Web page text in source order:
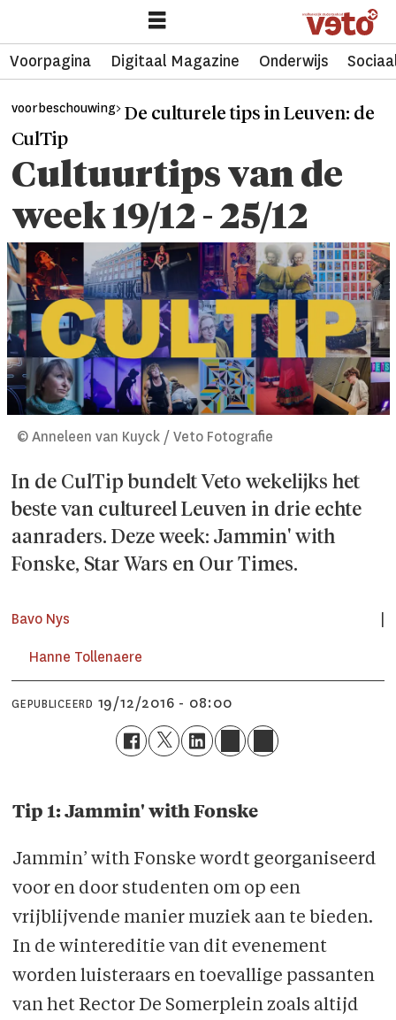
Voorpagina Digitaal Magazine Onderwijs
voorbeschouwing> De culturele tips in Leuven: de
CulTip
Cultuurtips van de
week 19/12 - 25/12
© Anneleen van Kuyck / Veto Fotografie
In de CulTip bundelt Veto wekelijks het
beste van cultureel Leuven in drie echte
aanraders. Deze week: Jammin' with
Fonske, Star Wars en Our Times.
Bavo Nys
Hanne Tollenaere
GEPUBLICEERD 19/12/2016 - 08:00
Tip 1: Jammin' with Fonske
Jammin’ with Fonske wordt georganiseerd
voor en door studenten om op een
vrijblijvende manier muziek aan te bieden.
In de wintereditie van dit evenement
worden luisteraars en toevallige passanten
van het Rector De Somerplein zoals altijd